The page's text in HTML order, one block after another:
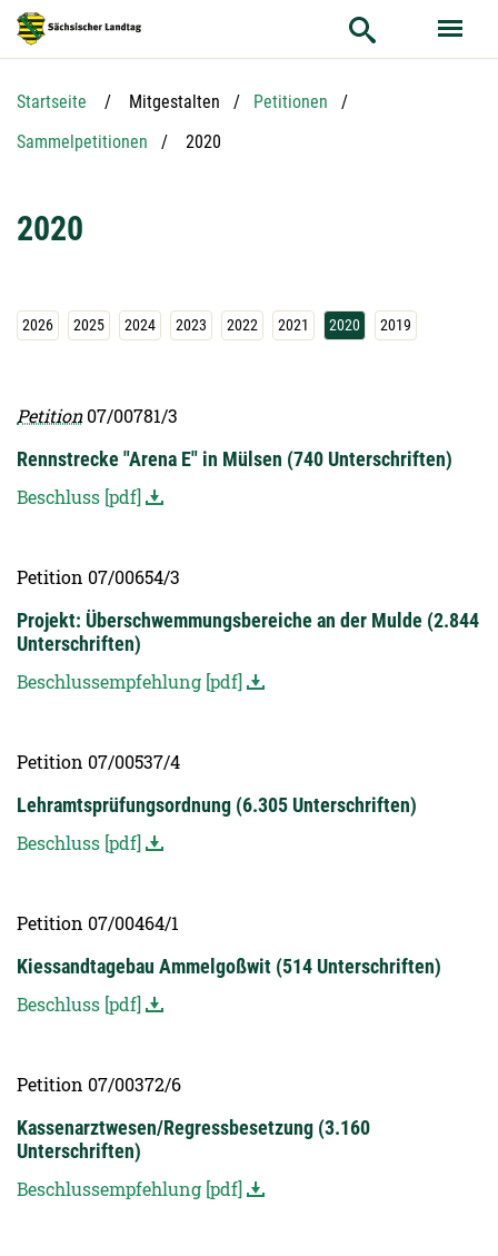
Hauptnavigation
Hauptinhalt
Service
Startseite Mitgestalten
Petitionen
Sammelpetitionen
Aktuelle Seite:
2020
2020
2026 2025 2024 2023 2022 2021 2020 2019
Petition07/00781/3
Rennstrecke "Arena E" in Mülsen (740 Unterschriften)
Beschluss [pdf]
Petition 07/00654/3
Projekt: Überschwemmungsbereiche an der Mulde (2.844
Unterschriften)
Beschlussempfehlung [pdf]
Petition 07/00537/4
Lehramtsprüfungsordnung (6.305 Unterschriften)
Beschluss [pdf]
Petition 07/00464/1
Kiessandtagebau Ammelgoßwit (514 Unterschriften)
Beschluss [pdf]
Petition 07/00372/6
Kassenarztwesen/Regressbesetzung (3.160
Unterschriften)
Beschlussempfehlung [pdf]